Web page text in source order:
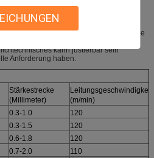
Uns werden die Standardmodelle
ist als nur Ihre Referenz, die
kann justierbar sein
Anforderung haben.
Stärkestrecke
(Millimeter)
Leitungsgeschwindigkeit
(m/min)
0.3-1.0
120
0.3-1.5
120
0.6-1.8
120
0.7-2.0
110